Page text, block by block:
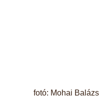
fotó: Mohai Balázs